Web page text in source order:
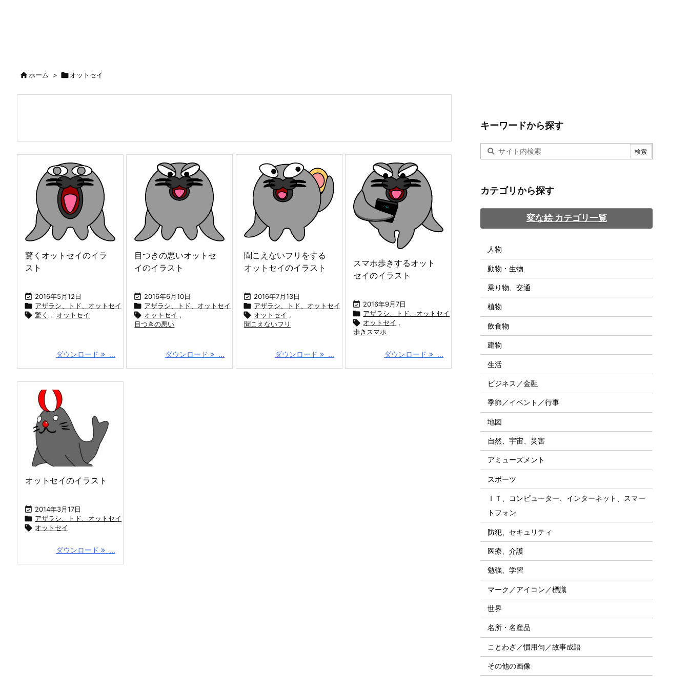
ホーム > オットセイ
驚くオットセイのイラ
スト
 2016年5月12日
 アザラシ、トド、オットセイ
 驚く , オットセイ
ダウンロード ...
目つきの悪いオットセ
イのイラスト
 2016年6月10日
 アザラシ、トド、オットセイ
 オットセイ ,
目つきの悪い
ダウンロード ...
聞こえないフリをする
オットセイのイラスト
 2016年7月13日
 アザラシ、トド、オットセイ
 オットセイ ,
聞こえないフリ
ダウンロード ...
スマホ歩きするオット
セイのイラスト
 2016年9月7日
 アザラシ、トド、オットセイ
 オットセイ ,
歩きスマホ
ダウンロード ...
オットセイのイラスト
 2014年3月17日
 アザラシ、トド、オットセイ
 オットセイ
ダウンロード ...
キーワードから探す
カテゴリから探す
変な絵 カテゴリ一覧
人物
動物・生物
乗り物、交通
植物
飲食物
建物
生活
ビジネス／金融
季節／イベント／行事
地図
自然、宇宙、災害
アミューズメント
スポーツ
ＩＴ、コンピューター、インターネット、スマー
トフォン
防犯、セキュリティ
医療、介護
勉強、学習
マーク／アイコン／標識
世界
名所・名産品
ことわざ／慣用句／故事成語
その他の画像